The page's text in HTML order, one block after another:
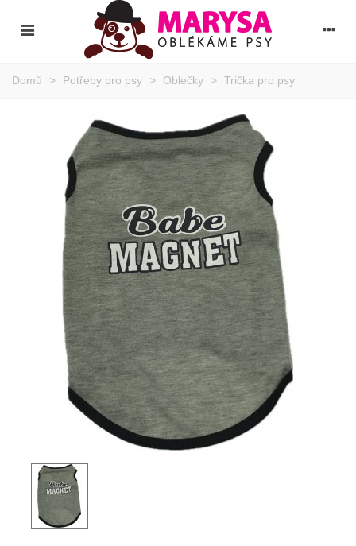
Domů > Potřeby pro psy > Oblečky > Trička pro psy